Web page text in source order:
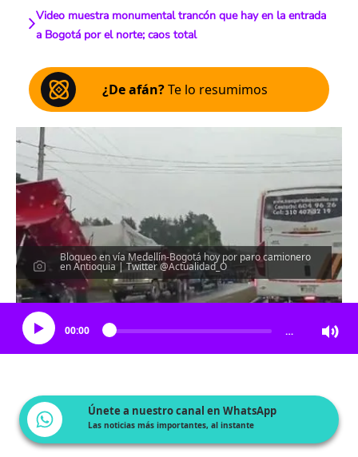
Video muestra monumental trancón que hay en la entrada
a Bogotá por el norte; caos total
¿De afán?Te lo resumimos
Bloqueo en vía Medellín-Bogotá hoy por paro camionero
en Antioquia | Twitter @Actualidad_O
Escucha el artículo
00:00 …
Únete a nuestro canal en WhatsApp
Las noticias más importantes, al instante